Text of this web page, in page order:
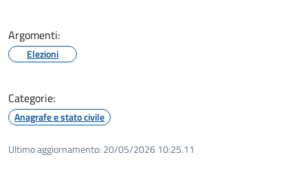
Argomenti:
Elezioni
Categorie:
Anagrafe e stato civile
Ultimo aggiornamento: 20/05/2026 10:25.11